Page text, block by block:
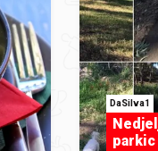
DaSilva1
parkic